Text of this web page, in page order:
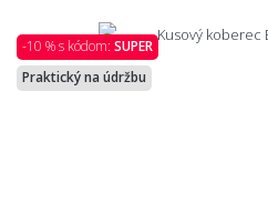
-10 % s kódom: SUPER
Praktický na údržbu